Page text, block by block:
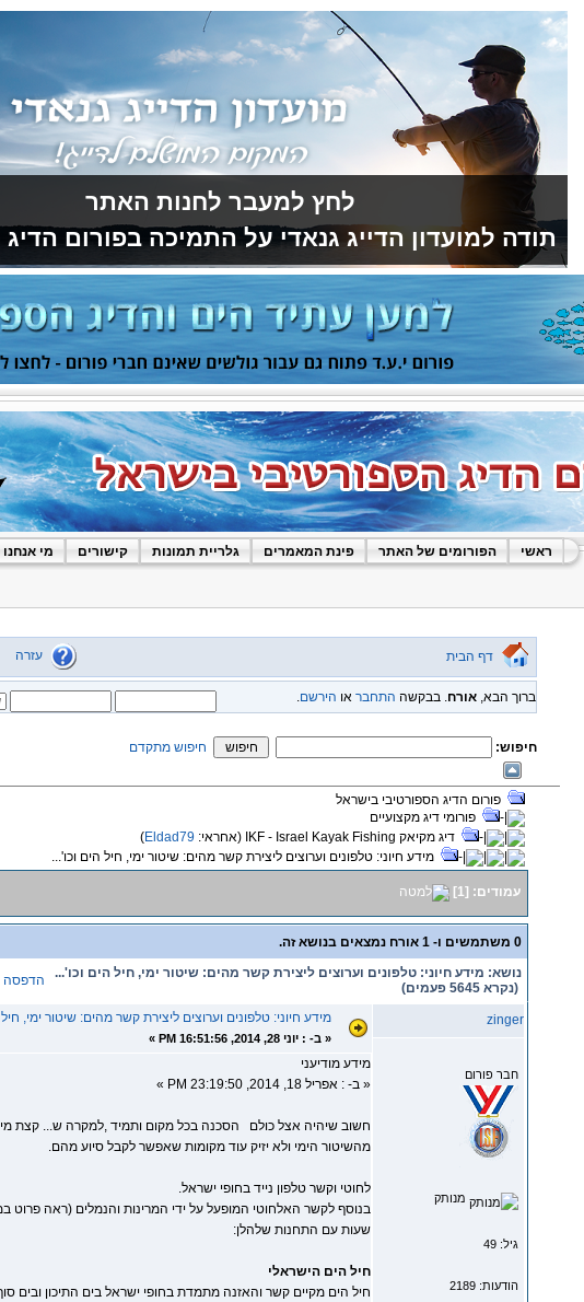
לחץ למעבר לחנות האתר
תודה למועדון הדייג גנאדי על התמיכה בפורום הדיג
ראשי הפורומים של האתר פינת המאמרים גלריית תמונות קישורים מי אנחנו
דף הבית עזרה
ברוך הבא, אורח. בבקשה התחבר או הירשם.
חיפוש: חיפוש מתקדם
פורום הדיג הספורטיבי בישראל
פורומי דיג מקצועיים
דיג מקיאק IKF - Israel Kayak Fishing
(אחראי: Eldad79
)
מידע חיוני: טלפונים וערוצים ליצירת קשר מהים: שיטור ימי, חיל הים וכו'...
עמודים: [
1
]
0 משתמשים ו- 1 אורח נמצאים בנושא זה.
נושא: מידע חיוני: טלפונים וערוצים ליצירת קשר מהים: שיטור ימי, חיל הים וכו'...
(נקרא 5645 פעמים)
הדפסה
zinger
חבר פורום
מנותק
גיל: 49
הודעות: 2189
מידע חיוני: טלפונים וערוצים ליצירת קשר מהים: שיטור ימי, חיל
« ב- : יוני 28, 2014, 16:51:56 PM »
מידע מודיעני
« ב- : אפריל 18, 2014, 23:19:50 PM »
חשוב שיהיה אצל כולם הסכנה בכל מקום ותמיד ,למקרה ש... קצת מידע
מהשיטור הימי ולא יזיק עוד מקומות שאפשר לקבל סיוע מהם.
לחוטי וקשר טלפון נייד בחופי ישראל.
שעות עם התחנות שלהלן:
חיל הים הישראלי